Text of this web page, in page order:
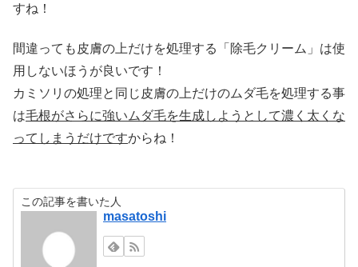
すね！
間違っても皮膚の上だけを処理する「除毛クリーム」は使
用しないほうが良いです！
カミソリの処理と同じ皮膚の上だけのムダ毛を処理する事
は毛根がさらに強いムダ毛を生成しようとして濃く太くな
ってしまうだけですからね！
この記事を書いた人
masatoshi